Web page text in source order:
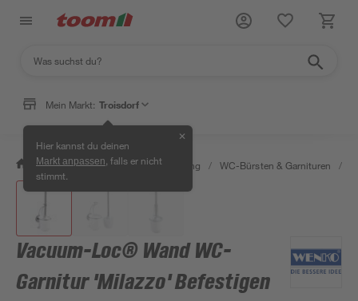
Mein Markt: Troisdorf
Hier kannst du deinen
Markt anpassen , falls er nicht
stimmt.
✕
/ Bad & Sanitär / Bad-Ausstattung / WC-Bürsten & Garnituren /
Vacuum-Loc® Wand WC-
Garnitur 'Milazzo' Befestigen